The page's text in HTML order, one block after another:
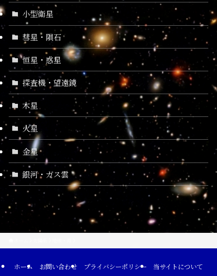
小型衛星
彗星・隕石
恒星・惑星
探査機・望遠鏡
木星
火星
金星
銀河・ガス雲
ホーム お問い合わせ プライバシーポリシー
当サイトについて